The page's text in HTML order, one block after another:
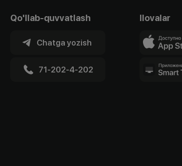
Qo'llab-quvvatlash
Chatga yozish
71-202-4-202
Ilovalar